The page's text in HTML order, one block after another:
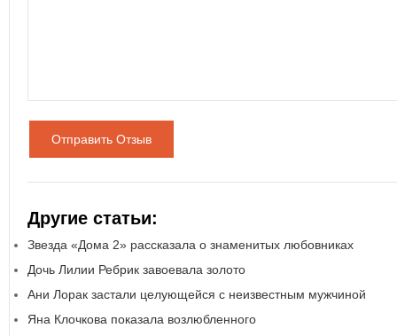
Отправить Отзыв
Другие статьи:
Звезда «Дома 2» рассказала о знаменитых любовниках
Дочь Лилии Ребрик завоевала золото
Ани Лорак застали целующейся с неизвестным мужчиной
Яна Клочкова показала возлюбленного